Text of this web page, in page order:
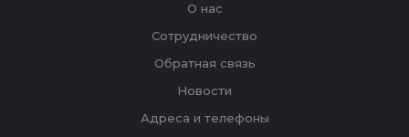
О нас
Сотрудничество
Обратная связь
Новости
Адреса и телефоны